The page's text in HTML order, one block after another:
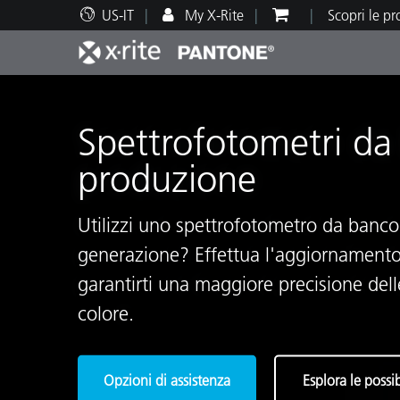
US-IT My X-Rite Scopri le
Spettrofotometri
produzione
Utilizzi uno spettrofotometro da
generazione? Effettua
garantirti una maggiore precisione
colore.
Opzioni di assistenza Esplora le